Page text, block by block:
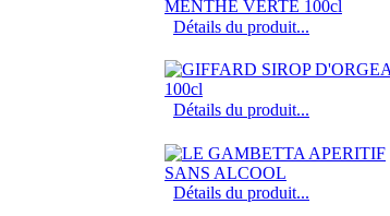
Détails du produit...
Détails du produit...
Détails du produit...